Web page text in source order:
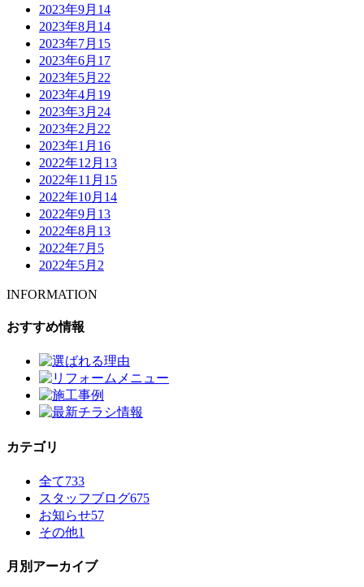
2023年9月 14
2023年8月 14
2023年7月 15
2023年6月 17
2023年5月 22
2023年4月 19
2023年3月 24
2023年2月 22
2023年1月 16
2022年12月 13
2022年11月 15
2022年10月 14
2022年9月 13
2022年8月 13
2022年7月 5
2022年5月 2
INFORMATION
おすすめ情報
カテゴリ
全て733
スタッフブログ675
お知らせ57
その他1
月別アーカイブ